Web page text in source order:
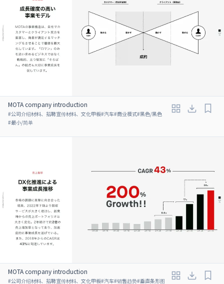
MOTA company introduction
#公司介绍材料、招聘宣传材料、文化甲板#汽车#商业模式#黑色/黑色
#最小/简单
MOTA company introduction
#公司介绍材料、招聘宣传材料、文化甲板#汽车#销售趋势#垂直条形图